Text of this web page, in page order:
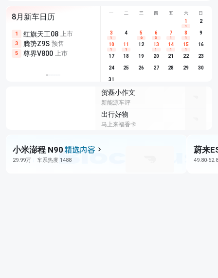
8月新车日历
1 红旗天工08 上市
3 腾势Z9S 预售
5 尊界V800 上市
尊界V680 上市
享界G9 预售
别克至境L7 预售
埃安
长城H10
深蓝S05
一 二 三 四 五 六 日
1
1
2
3
1
4 5
6
6
3
7
1
8
1
9
10
1
11
1
12 13
1
14
1
15
1
16
17 18 19 20 21 22 23
24 25 26 27 28 29 30
31
贺磊小作文
新能源车评
出行好物
马上来福香卡
小米澎程 N90
29.99万 车系热度 1488
蔚来
49.80-